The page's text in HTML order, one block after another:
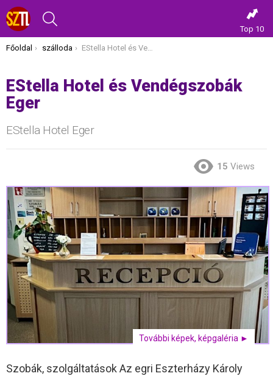
Top 10
Itt vagy most:
Főoldal szálloda EStella Hotel és Vendégszobák Eger
EStella Hotel és Vendégszobák
Eger
EStella Hotel Eger
15 Views
További képek, képgaléria ►
Szobák, szolgáltatások Az egri Eszterházy Károly